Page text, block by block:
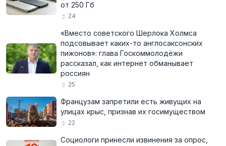
от 250 Гб
24
«Вместо советского Шерлока Холмса
подсовывает каких-то англосаксонских
пижонов»: глава Госкоммолодёжи
рассказал, как интернет обманывает
россиян
25
Французам запретили есть живущих на
улицах крыс, признав их госимуществом
22
Социологи принесли извинения за опрос,